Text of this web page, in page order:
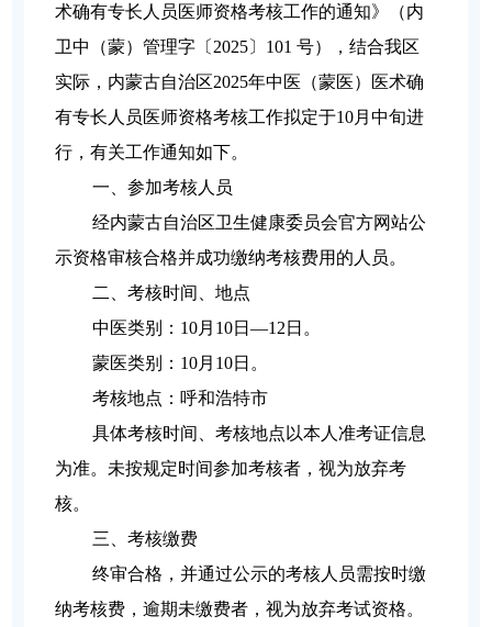
术确有专长人员医师资格考核工作的通知》（内
卫中（蒙）管理字〔2025〕101 号），结合我区
实际，内蒙古自治区2025年中医（蒙医）医术确
有专长人员医师资格考核工作拟定于10月中旬进
行，有关工作通知如下。
一、参加考核人员
经内蒙古自治区卫生健康委员会官方网站公
示资格审核合格并成功缴纳考核费用的人员。
二、考核时间、地点
中医类别：10月10日—12日。
蒙医类别：10月10日。
考核地点：呼和浩特市
具体考核时间、考核地点以本人准考证信息
为准。未按规定时间参加考核者，视为放弃考
核。
三、考核缴费
终审合格，并通过公示的考核人员需按时缴
纳考核费，逾期未缴费者，视为放弃考试资格。